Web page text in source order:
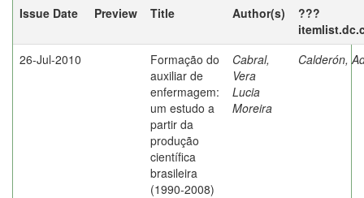
Issue Date
Preview Title Author(s)
???
26-Jul-2010
Formação do
auxiliar de
enfermagem:
um estudo a
partir da
produção
científica
brasileira
(1990-2008)
Cabral,
Vera
Lucia
Moreira
Calderón,